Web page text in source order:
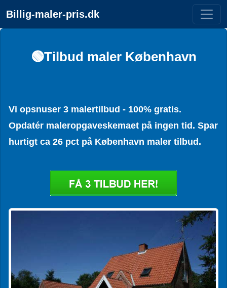
Billig-maler-pris.dk
🟢Tilbud maler København
Vi opsnuser 3 malertilbud - 100% gratis.
Opdatér maleropgaveskemaet på ingen tid. Spar
hurtigt ca 26 pct på København maler tilbud.